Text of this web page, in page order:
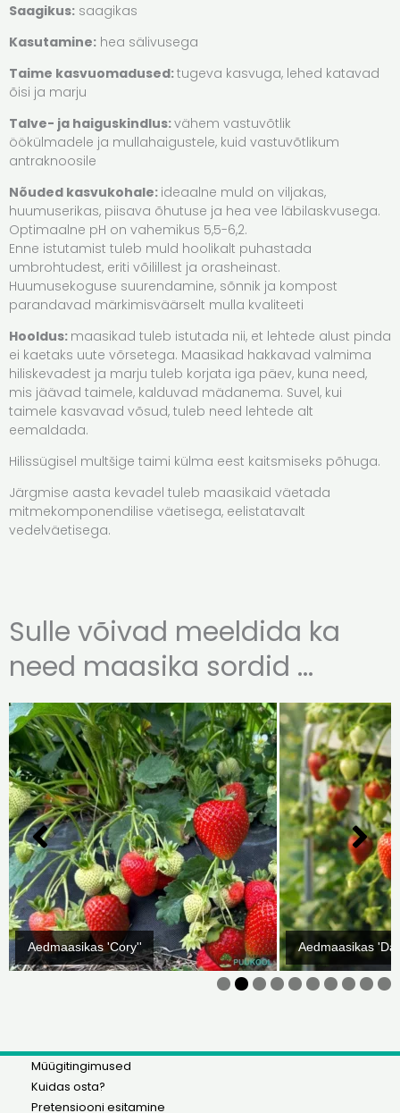
Saagikus: saagikas
Kasutamine: hea sälivusega
Taime kasvuomadused:tugeva kasvuga, lehed katavad
õisi ja marju
Talve- ja haiguskindlus:vähem vastuvõtlik
öökülmadele ja mullahaigustele, kuid vastuvõtlikum
antraknoosile
Nõuded kasvukohale: ideaalne muld on viljakas,
huumuserikas, piisava õhutuse ja hea vee läbilaskvusega.
Optimaalne pH on vahemikus 5,5-6,2.
Enne istutamist tuleb muld hoolikalt puhastada
umbrohtudest, eriti võilillest ja orasheinast.
Huumusekoguse suurendamine, sõnnik ja kompost
parandavad märkimisväärselt mulla kvaliteeti
Hooldus: maasikad tuleb istutada nii, et lehtede alust pinda
ei kaetaks uute võrsetega. Maasikad hakkavad valmima
hiliskevadest ja marju tuleb korjata iga päev, kuna need,
mis jäävad taimele, kalduvad mädanema. Suvel, kui
taimele kasvavad võsud, tuleb need lehtede alt
eemaldada.
Hilissügisel multšige taimi külma eest kaitsmiseks põhuga.
Järgmise aasta kevadel tuleb maasikaid väetada
mitmekomponendilise väetisega, eelistatavalt
vedelväetisega.
Sulle võivad meeldida ka
need maasika sordid ...
Aedmaasikas 'Cory'' Aedmaasikas
Müügitingimused
Kuidas osta?
Pretensiooni esitamine